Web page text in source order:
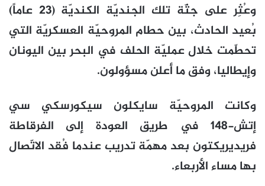
وعُثِر على جثّة تلك الجنديّة الكنديّة (23 عاماً)
بُعيد الحادث، بين حطام المروحيّة العسكريّة التي
تحطّمت خلال عمليّة الحلف في البحر بين اليونان
وإيطاليا، وفق ما أعلن مسؤولون.
وكانت المروحيّة سايكلون سيكورسكي سي
إتش-148 في طريق العودة إلى الفرقاطة
فريديريكتون بعد مهمّة تدريب عندما فُقد الاتّصال
بها مساء الأربعاء.